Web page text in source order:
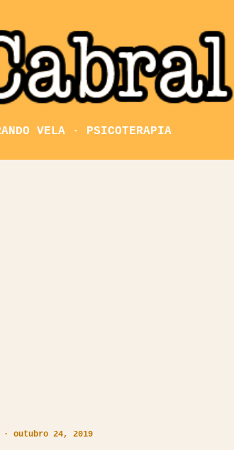
VELA PSICOTERAPIA
outubro 24, 2019